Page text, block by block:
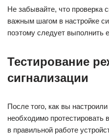
Не забывайте, что проверка
важным шагом в настройке
поэтому следует выполнить
Тестирование
сигнализации
После того, как вы
необходимо
в правильной работе